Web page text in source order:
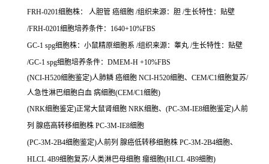
FRH-0201细胞株： 人胆管 癌细胞 /组织来源：胆 /生长特性：贴壁
/FRH-0201细胞培养条件：1640+10%FBS
GC-1 spg细胞株：小鼠精原细胞系 /组织来源：睾丸 /生长特性：贴壁
/GC-1 spg细胞培养条件：DMEM-H +10%FBS
(NCI-H520细胞鉴定)人肺鳞 癌细胞 NCI-H520细胞、CEM/C1细胞复苏/
人急性淋巴细胞白血 病细胞(CEM/C1细胞)
(NRK细胞鉴定)正常大鼠肾细胞 NRK细胞、(PC-3M-IE8细胞鉴定)人前
列 腺癌高转移细胞株 PC-3M-IE8细胞
(PC-3M-2B4细胞鉴定)人前列 腺癌低转移细胞株 PC-3M-2B4细胞、
HLCL 4B9细胞复苏/人类淋巴母细胞 瘤细胞(HLCL 4B9细胞)